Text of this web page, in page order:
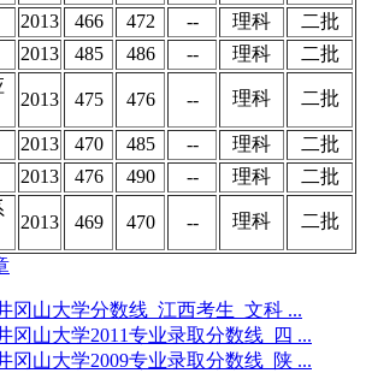
2013 466 472 -- 理科
二批
2013 485 486 -- 理科
二批
2013 475 476 -- 理科 二批
2013 470 485 -- 理科
二批
2013 476 490 -- 理科
二批
2013 469 470 -- 理科 二批
冈山大学分数线_江西考生_文科 ...
冈山大学2011专业录取分数线_四 ...
冈山大学2009专业录取分数线_陕 ...